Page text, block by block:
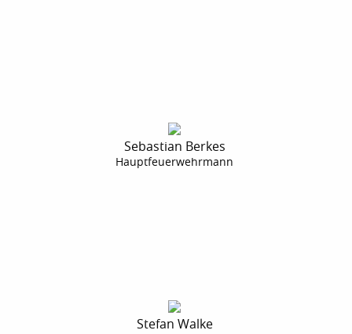
Sebastian Berkes
Hauptfeuerwehrmann
Stefan Walke